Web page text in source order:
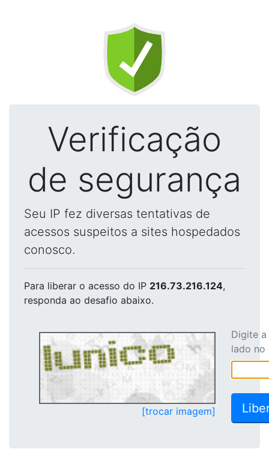
Verificação
de segurança
Seu IP fez diversas tentativas de
acessos suspeitos a sites hospedados
conosco.
Para liberar o acesso do IP 216.73.216.124,
responda ao desafio abaixo.
[trocar imagem]
Digite
lado no